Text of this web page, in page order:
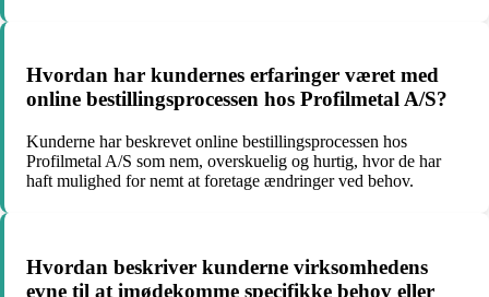
Hvordan har kundernes erfaringer været med
online bestillingsprocessen hos Profilmetal A/S?
Kunderne har beskrevet online bestillingsprocessen hos
Profilmetal A/S som nem, overskuelig og hurtig, hvor de har
haft mulighed for nemt at foretage ændringer ved behov.
Hvordan beskriver kunderne virksomhedens
evne til at imødekomme specifikke behov eller